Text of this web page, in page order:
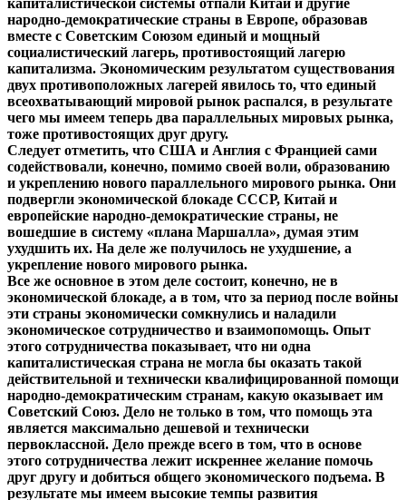
капиталистической системы отпали Китай и другие
народно-демократические страны в Европе, образовав
вместе с Советским Союзом единый и мощный
социалистический лагерь, противостоящий лагерю
капитализма. Экономическим результатом существования
двух противоположных лагерей явилось то, что единый
всеохватывающий мировой рынок распался, в результате
чего мы имеем теперь два параллельных мировых рынка,
тоже противостоящих друг другу.
Следует отметить, что США и Англия с Францией сами
содействовали, конечно, помимо своей воли, образованию
и укреплению нового параллельного мирового рынка. Они
подвергли экономической блокаде СССР, Китай и
европейские народно-демократические страны, не
вошедшие в систему «плана Маршалла», думая этим
ухудшить их. На деле же получилось не ухудшение, а
укрепление нового мирового рынка.
Все же основное в этом деле состоит, конечно, не в
экономической блокаде, а в том, что за период после войны
эти страны экономически сомкнулись и наладили
экономическое сотрудничество и взаимопомощь. Опыт
этого сотрудничества показывает, что ни одна
капиталистическая страна не могла бы оказать такой
действительной и технически квалифицированной помощи
народно-демократическим странам, какую оказывает им
Советский Союз. Дело не только в том, что помощь эта
является максимально дешевой и технически
первоклассной. Дело прежде всего в том, что в основе
этого сотрудничества лежит искреннее желание помочь
друг другу и добиться общего экономического подъема. В
результате мы имеем высокие темпы развития